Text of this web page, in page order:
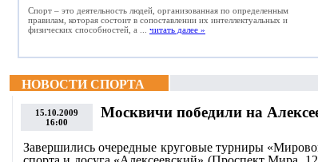
Спорт – это деятельность людей, организованная по определенным
правилам, которая состоит в сопоставлении их интеллектуальных и
физических способностей, а ... читать далее »
НОВОСТИ СПОРТА
15.10.2009
16:00
Москвичи победили на
Завершились очередные круговые турниры